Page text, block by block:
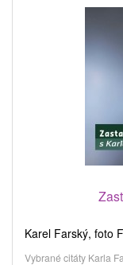
Karel Farský, foto
Vybrané citáty Karla